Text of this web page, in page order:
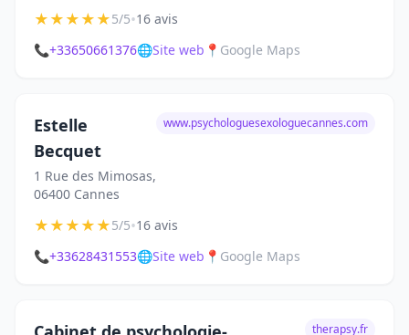
★★★★★5/5•16 avis
📞+33650661376🌐Site web 📍 Google Maps
Estelle
Becquet
1 Rue des Mimosas,
06400 Cannes
www.psychologuesexologuecannes.com
★★★★★5/5•16 avis
📞+33628431553🌐Site web 📍 Google Maps
therapsy.fr